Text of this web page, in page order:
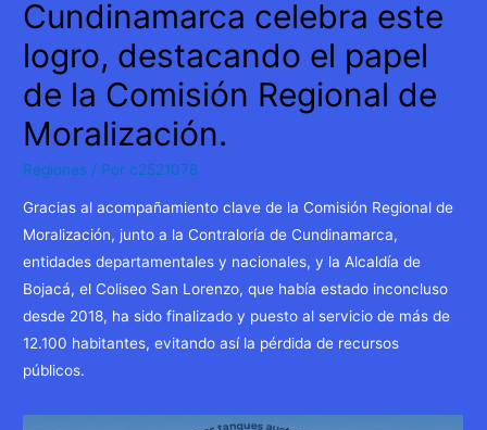
Cundinamarca celebra este
logro, destacando el papel
de la Comisión Regional de
Moralización.
Regiones / Por c2521078
Gracias al acompañamiento clave de la Comisión Regional de
Moralización, junto a la Contraloría de Cundinamarca,
entidades departamentales y nacionales, y la Alcaldía de
Bojacá, el Coliseo San Lorenzo, que había estado inconcluso
desde 2018, ha sido finalizado y puesto al servicio de más de
12.100 habitantes, evitando así la pérdida de recursos
públicos.